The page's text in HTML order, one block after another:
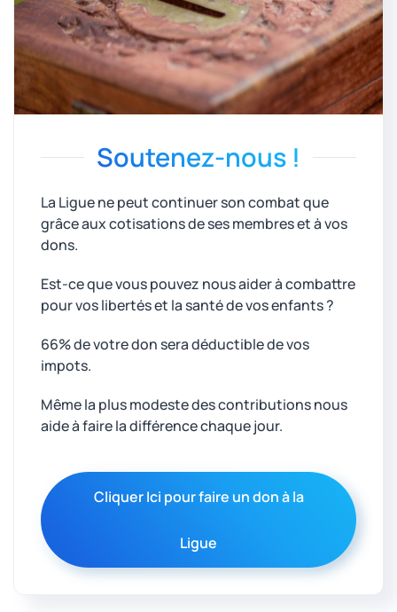
Soutenez-nous !
La Ligue ne peut continuer son combat que
grâce aux cotisations de ses membres et à vos
dons.
Est-ce que vous pouvez nous aider à combattre
pour vos libertés et la santé de vos enfants ?
66% de votre don sera déductible de vos
impots.
Même la plus modeste des contributions nous
aide à faire la différence chaque jour.
Cliquer Ici pour faire un don à la
Ligue